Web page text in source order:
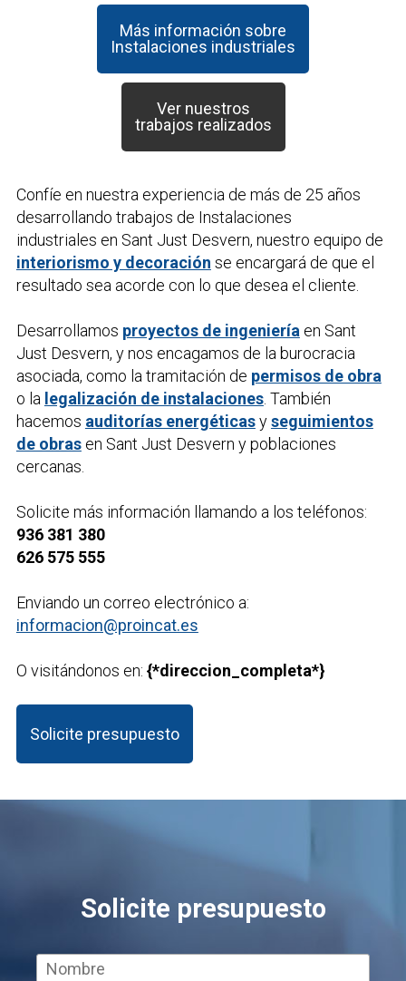
Más información sobre
Instalaciones industriales
Ver nuestros
trabajos realizados
Confíe en nuestra experiencia de más de 25 años
desarrollando trabajos de Instalaciones
industriales en Sant Just Desvern, nuestro equipo de
interiorismo y decoración se encargará de que el
resultado sea acorde con lo que desea el cliente.
Desarrollamos proyectos de ingeniería en Sant
Just Desvern, y nos encagamos de la burocracia
asociada, como la tramitación de permisos de obra
o la legalización de instalaciones. También
hacemos auditorías energéticasyseguimientos
de obrasen Sant Just Desvern y poblaciones
cercanas.
Solicite más información llamando a los teléfonos:
936 381 380
626 575 555
Enviando un correo electrónico a:
informacion@proincat.es
O visitándonos en: {*direccion_completa*}
Solicite presupuesto
Solicite presupuesto